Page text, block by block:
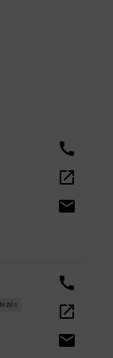
call
open_in_new
email
call
open_in_new
email